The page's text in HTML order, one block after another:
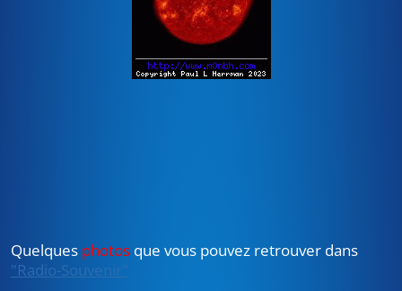
Quelques photosque vous pouvez retrouver dans
"Radio-Souvenir"